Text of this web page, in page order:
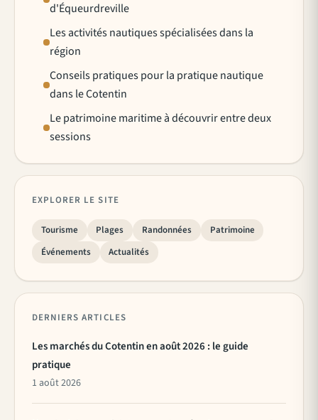
d'Équeurdreville
Les activités nautiques spécialisées dans la
région
Conseils pratiques pour la pratique nautique
dans le Cotentin
Le patrimoine maritime à découvrir entre deux
sessions
EXPLORER LE SITE
Tourisme Plages Randonnées
Patrimoine
Événements
Actualités
DERNIERS ARTICLES
Les marchés du Cotentin en août 2026 : le guide
pratique
1 août 2026